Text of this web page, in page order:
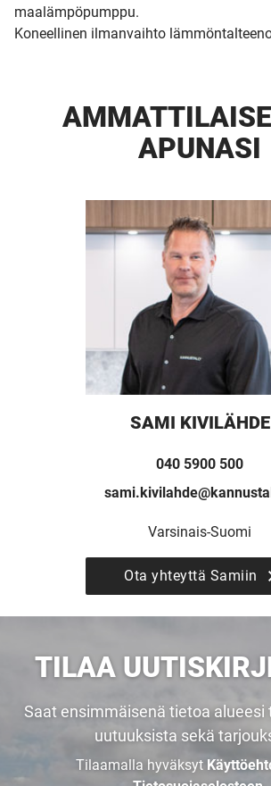
maalämpöpumppu.
Koneellinen ilmanvaihto
APUNASI
SAMI KIVILÄHDE
040 5900 500
Varsinais-Suomi
Ota yhteyttä Samiin
TILAA
Saat ensimmäisenä tietoa
uutuuksista sekä
Tilaamalla hyväksyt
UUSI